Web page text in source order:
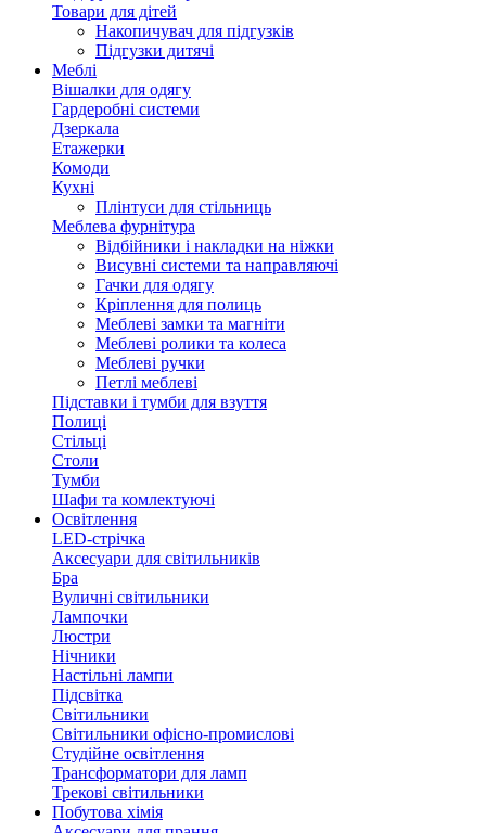
Товари для дітей
Накопичувач для підгузків
Підгузки дитячі
Меблі
Вішалки для одягу
Гардеробні системи
Дзеркала
Етажерки
Комоди
Кухні
Плінтуси для стільниць
Меблева фурнітура
Відбійники і накладки на ніжки
Висувні системи та направляючі
Гачки для одягу
Кріплення для полиць
Меблеві замки та магніти
Меблеві ролики та колеса
Меблеві ручки
Петлі меблеві
Підставки і тумби для взуття
Полиці
Стільці
Столи
Тумби
Шафи та комлектуючі
Освітлення
LED-стрічка
Аксесуари для світильників
Бра
Вуличні світильники
Лампочки
Люстри
Нічники
Настільні лампи
Підсвітка
Світильники
Світильники офісно-промислові
Студійне освітлення
Трансформатори для ламп
Трекові світильники
Побутова хімія